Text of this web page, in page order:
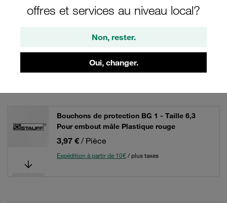
offres et services au niveau local?
Non, rester.
Oui, changer.
Nominal Size 6,3 for male coupling plastic
Prix uniquement disponible sur demande
Bouchons de protection BG 1 - Taille 6,3
Pour embout mâle Plastique rouge
3,97 € / Pièce
Expédition à partir de 10€/ plus taxes